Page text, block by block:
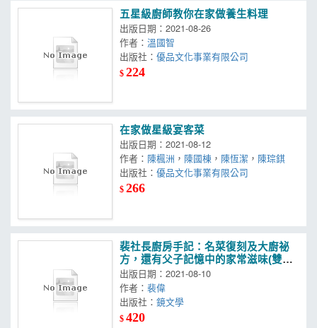
五星級廚師教你在家做養生料理
出版日期：2021-08-26
作者：溫國智
出版社：
$224
在家做星級宴客菜
出版日期：2021-08-12
作者： 陳楓洲 ， 陳國棟 ， 陳恆潔 ， 陳琮錤
出版社：
$266
裴社長廚房手記：名菜復刻及大廚祕
方，還有父子記憶中的家常滋味(雙封
面隨機出貨)
出版日期：2021-08-10
作者：裴偉
出版社：
$420